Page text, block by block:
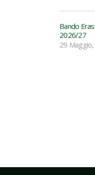
Bando
2026/27
29